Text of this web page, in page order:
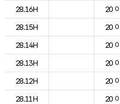
28.16H
20
28.15H
20
28.14H
20
28.13H
20
28.12H
20
28.11H
20